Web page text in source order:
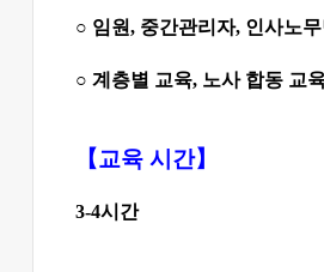
○ 임원, 중간관리자, 인사노
○ 계층별 교육, 노사 합동 교
【 교육 시간】
3-4시간